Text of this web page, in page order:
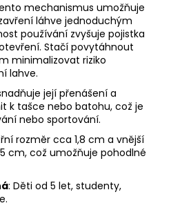
mechanismus umožňuje
láhve jednoduchým
používání zvyšuje pojistka
Stačí povytáhnout
minimalizovat riziko
lahve.
její přenášení a
k tašce nebo batohu, což je
nebo sportování.
rozměr cca 1,8 cm a vnější
cm, což umožňuje pohodlné
: Děti od 5 let, studenty,